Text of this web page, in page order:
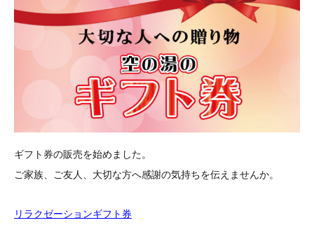
ギフト券の販売を始めました。
ご家族、ご友人、大切な方へ感謝の気持ちを伝えませんか。
リラクゼーションギフト券